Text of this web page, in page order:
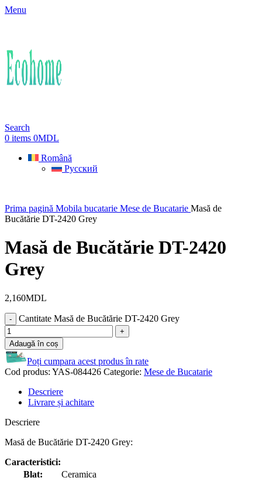
Menu
Search
0 items 0MDL
Română
Русский
Prima pagină Mobila bucatarie Mese de Bucatarie Masă de
Bucătărie DT-2420 Grey
Masă de Bucătărie DT-2420
Grey
2,160MDL
Cantitate Masă de Bucătărie DT-2420 Grey
Adaugă în coș
Poți cumpara acest produs în rate
Cod produs: YAS-084426 Categorie: Mese de Bucatarie
Descriere
Livrare și achitare
Descriere
Masă de Bucătărie DT-2420 Grey:
Caracteristici:
Blat:
Ceramica